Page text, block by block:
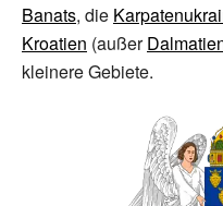
Banats, die
Kroatien (außer
kleinere Gebiete.